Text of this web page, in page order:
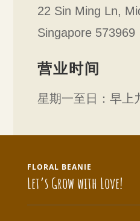
22 Sin Ming Ln,
Singapore 573969
营业时间
星期一至日：早上
FLORAL BEANIE
Let’s Grow with Love!